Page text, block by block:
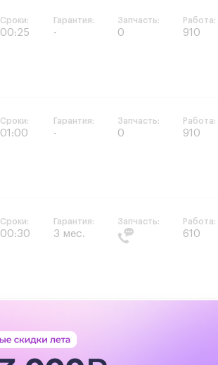
Сроки:
00:25
Гарантия:
-
Запчасть:
0
Работа:
910
Сроки:
01:00
Гарантия:
-
Запчасть:
0
Работа:
910
Сроки:
00:30
Гарантия:
3 мес.
Запчасть: Работа:
610
00:30 3 мес.